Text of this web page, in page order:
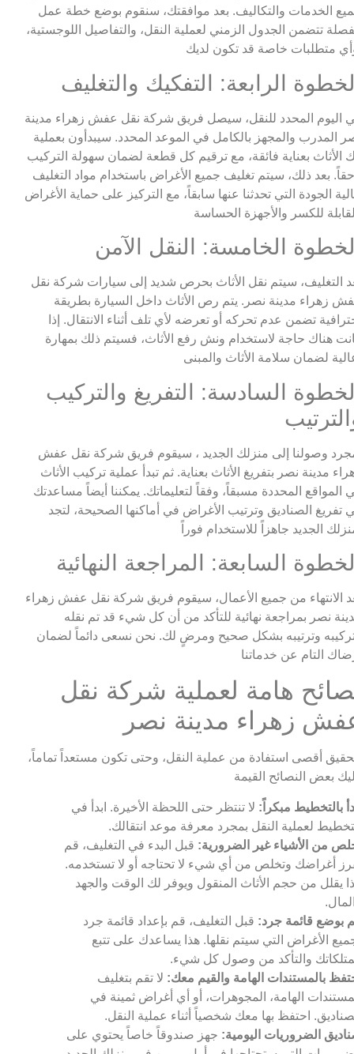
الخدمات والتكاليف. بعد موافقتك، سنقوم بوضع خطة عمل
تتضمن الجدول الزمني لعملية النقل، والتفاصيل اللوجستية،
الرابعة: التفكيك والتغليف
اليوم المحدد للنقل، سيصل فريق شركة نقل عفش زهراء مدينة
المدرب والمجهز بالكامل في الموعد المحدد. سيبدأون بعملية
الأثاث بعناية فائقة، مع ترقيم كل قطعة لضمان سهولة التركيب
بعد ذلك، سيتم تغليف جميع الأغراض باستخدام مواد التغليف
الجودة التي تحدثنا عنها سابقاً، مع التركيز على حماية الأغراض
الخامسة: النقل الآمن
التغليف، سيتم نقل الأثاث بحرص شديد إلى سيارات شركة نقل
زهراء مدينة نصر. يتم رص الأثاث داخل السيارة بطريقة
تضمن عدم تحركه أو تعرضه لأي تلف أثناء الانتقال. إذا
هناك حاجة لاستخدام ونش رفع الأثاث، فسيتم ذلك بمهارة
السادسة: التفريغ والتركيب
وصولنا إلى منزلك الجديد ، سيقوم فريق شركة نقل عفش
مدينة نصر بتفريغ الأثاث بعناية. ثم تبدأ عملية تركيب الأثاث
المواقع المحددة مسبقاً، وفقاً لتعليماتك. يمكننا أيضاً مساعدتك
تفريغ الصناديق وترتيب الأغراض في أماكنها الصحيحة، لتجد
السابعة: المراجعة النهائية
الانتهاء من جميع الأعمال، سيقوم فريق شركة نقل عفش زهراء
نصر بمراجعة نهائية للتأكد من أن كل شيء قد تم نقله
وترتيبه بشكل صحيح ومرضٍ لك. نحن نسعى دائماً لضمان
هامة لعملية شركة نقل
زهراء مدينة نصر
أقصى استفادة من عملية النقل، وحتى تكون مستعداً تماماً،
بالتخطيط مبكراً: لا تنتظر حتى اللحظة الأخيرة. ابدأ في
لعملية النقل بمجرد معرفة موعد انتقالك.
من الأشياء غير الضرورية: قبل البدء في التغليف، قم
أغراضك وتخلص من أي شيء لا تحتاجه أو لا تستخدمه.
يقلل من حجم الأثاث المنقول ويوفر لك الوقت والجهد
بوضع قائمة جرد: قبل التغليف، قم بإعداد قائمة جرد
الأغراض التي سيتم نقلها. هذا يساعدك على تتبع
والتأكد من وصول كل شيء.
بالمستندات الهامة والقيم معك: لا تقم بتغليف
الهامة، المجوهرات، أو أي أغراض ثمينة في
احتفظ بها معك شخصياً أثناء عملية النقل.
الضروريات اليومية: جهز صندوقاً خاصاً يحتوي على